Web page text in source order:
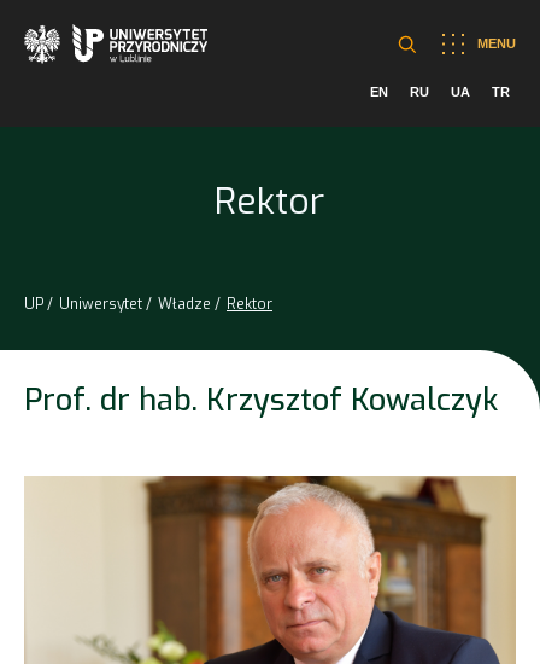
MENU
EN RU UA TR
Rektor
UP Uniwersytet Władze Rektor
Prof. dr hab. Krzysztof Kowalczyk